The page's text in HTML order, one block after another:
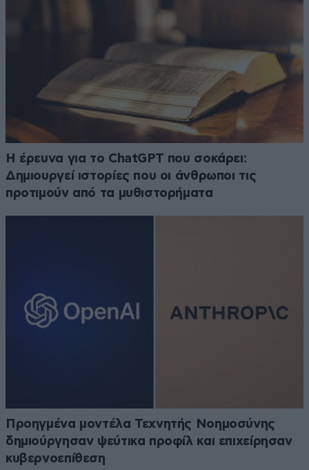
H έρευνα για το ChatGPT που σοκάρει:
Δημιουργεί ιστορίες που οι άνθρωποι τις
προτιμούν από τα μυθιστορήματα
Προηγμένα μοντέλα Τεχνητής Νοημοσύνης
δημιούργησαν ψεύτικα προφίλ και επιχείρησαν
κυβερνοεπίθεση